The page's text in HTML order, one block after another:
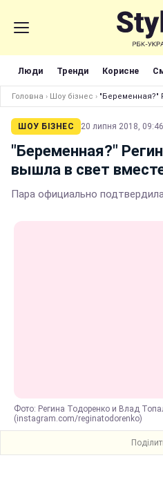
Люди Тренди Корисне
Головна › Шоу бізнес › "Беременная?"
ШОУ БІЗНЕС 20 липня 2018, 09:46
"Беременная?"
вышла в свет
Пара официально
Фото: Регина Тодоренко и Влад
(instagram.com/reginatodorenko)